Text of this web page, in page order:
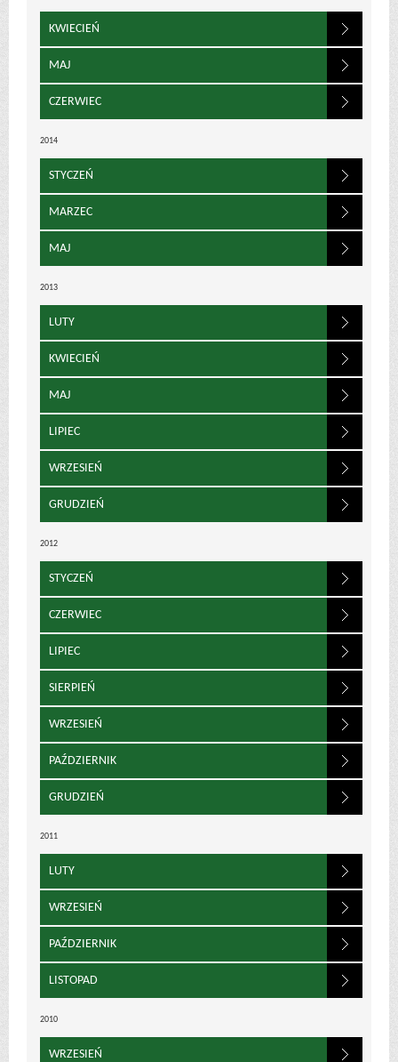
KWIECIEŃ
MAJ
CZERWIEC
2014
STYCZEŃ
MARZEC
MAJ
2013
LUTY
KWIECIEŃ
MAJ
LIPIEC
WRZESIEŃ
GRUDZIEŃ
2012
STYCZEŃ
CZERWIEC
LIPIEC
SIERPIEŃ
WRZESIEŃ
PAŹDZIERNIK
GRUDZIEŃ
2011
LUTY
WRZESIEŃ
PAŹDZIERNIK
LISTOPAD
2010
WRZESIEŃ